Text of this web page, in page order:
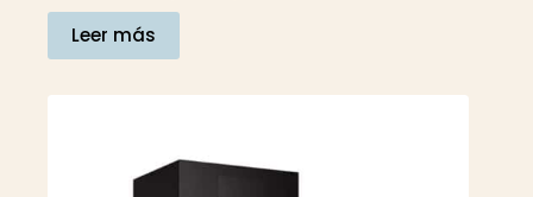
Leer más